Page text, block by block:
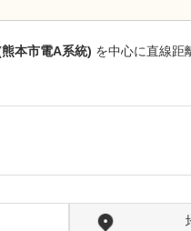
本市電A系統) を中心に直線距
たかしお
高潮
を繰り返
だんだん